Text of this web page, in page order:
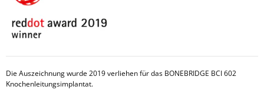
Die Auszeichnung wurde 2019 verliehen für das BONEBRIDGE BCI 602
Knochenleitungsimplantat.